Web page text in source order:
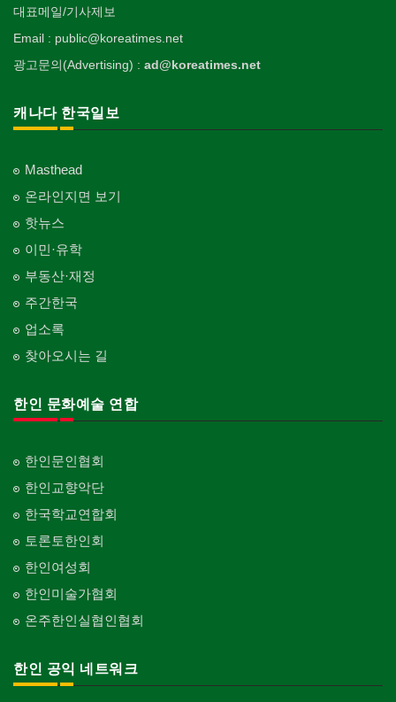
대표메일/기사제보
Email : public@koreatimes.net
광고문의(Advertising) : ad@koreatimes.net
캐나다 한국일보
Masthead
온라인지면 보기
핫뉴스
이민·유학
부동산·재정
주간한국
업소록
찾아오시는 길
한인 문화예술 연합
한인문인협회
한인교향악단
한국학교연합회
토론토한인회
한인여성회
한인미술가협회
온주한인실협인협회
한인 공익 네트워크